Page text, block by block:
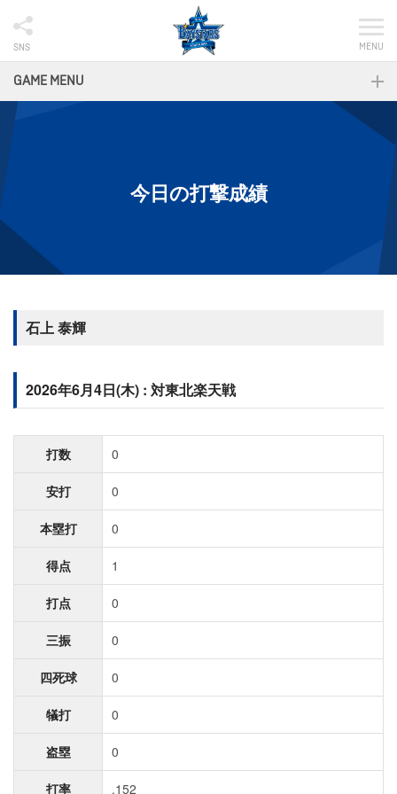
SNS MENU
GAME MENU
今日の打撃成績
石上 泰輝
2026年6月4日(木) : 対東北楽天戦
打数 0
安打 0
本塁打 0
得点 1
打点 0
三振 0
四死球 0
犠打 0
盗塁 0
打率 .152